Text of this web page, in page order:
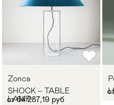
Zonca
SHOCK – TABLE
LAMP
от 64 287,19 руб